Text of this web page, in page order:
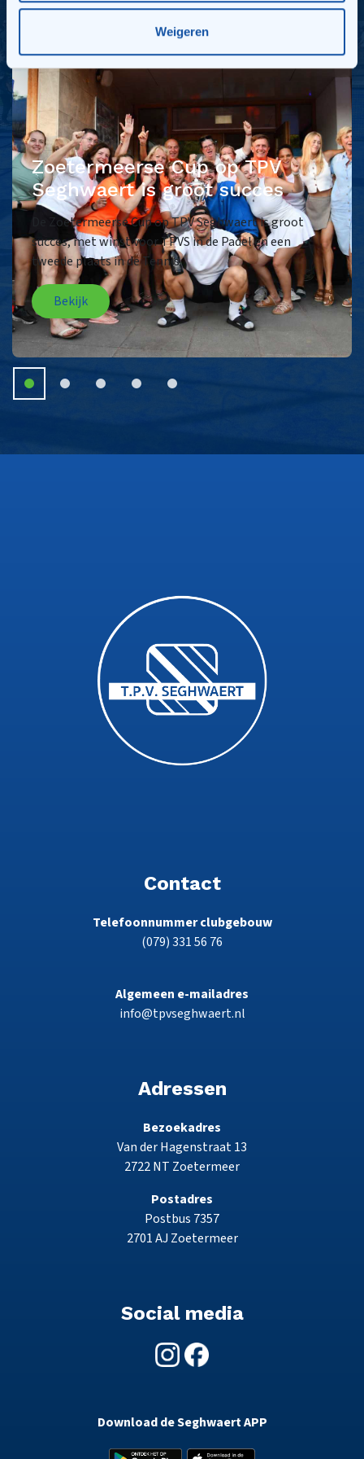
Weigeren
Zoetermeerse Cup op TPV
Seghwaert is groot succes
De Zoetermeerse Cup op TPV Seghwaert is groot
succes, met winst voor TPVS in de Padel en een
tweede plaats in de Tennis.
Bekijk
Contact
Telefoonnummer clubgebouw
(079) 331 56 76
Algemeen e-mailadres
info@tpvseghwaert.nl
Adressen
Bezoekadres
Van der Hagenstraat 13
2722 NT Zoetermeer
Postadres
Postbus 7357
2701 AJ Zoetermeer
Social media
Download de Seghwaert APP